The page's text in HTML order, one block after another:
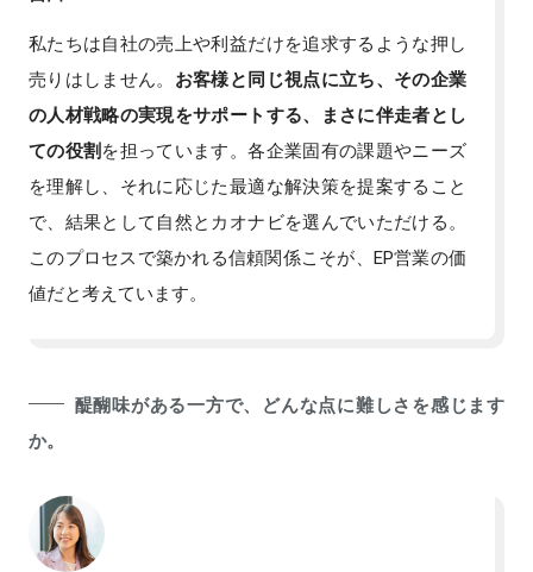
私たちは自社の売上や利益だけを追求するような押し
売りはしません。 お客様と同じ視点に立ち、その企業
の人材戦略の実現をサポートする、まさに伴走者とし
ての役割を担っています。各企業固有の課題やニーズ
を理解し、それに応じた最適な解決策を提案すること
で、結果として自然とカオナビを選んでいただける。
このプロセスで築かれる信頼関係こそが、EP営業の価
値だと考えています。
醍醐味がある一方で、どんな点に難しさを感じます
か。